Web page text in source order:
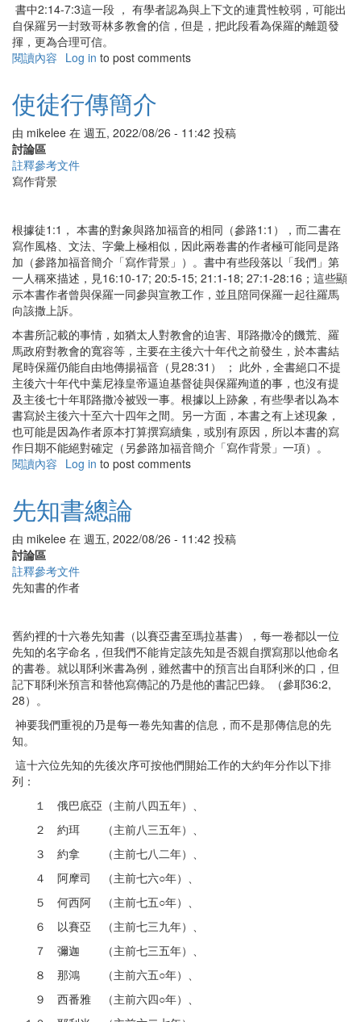
書中2:14-7:3這一段 ， 有學者認為與上下文的連貫性較弱，可能出
自保羅另一封致哥林多教會的信，但是，把此段看為保羅的離題發
揮，更為合理可信。
閱讀內容 有
哥
林
後
簡
Log in to post comments
使徒行傳簡介
由 mikelee 在 週五, 2022/08/26 - 11:42 投稿
討論區
註釋參考文件
寫作背景
根據徒1:1， 本書的對象與路加福音的相同（參路1:1），而二書在
寫作風格、文法、字彙上極相似，因此兩卷書的作者極可能同是路
加（參路加福音簡介「寫作背景」）。書中有些段落以「我們」第
一人稱來描述，見16:10-17; 20:5-15; 21:1-18; 27:1-28:16；這些顯
示本書作者曾與保羅一同參與宣教工作，並且陪同保羅一起往羅馬
向該撒上訴。
本書所記載的事情，如猶太人對教會的迫害、耶路撒冷的饑荒、羅
馬政府對教會的寬容等，主要在主後六十年代之前發生，於本書結
尾時保羅仍能自由地傳揚福音（見28:31） ； 此外，全書絕口不提
主後六十年代中葉尼祿皇帝逼迫基督徒與保羅殉道的事，也沒有提
及主後七十年耶路撒冷被毀一事。根據以上跡象，有些學者以為本
書寫於主後六十至六十四年之間。另一方面，本書之有上述現象，
也可能是因為作者原本打算撰寫續集，或別有原因，所以本書的寫
作日期不能絕對確定（另參路加福音簡介「寫作背景」一項）。
閱讀內容 有
徒
傳
介
Log in to post comments
先知書總論
由 mikelee 在 週五, 2022/08/26 - 11:42 投稿
討論區
註釋參考文件
先知書的作者
舊約裡的十六卷先知書（以賽亞書至瑪拉基書），每一卷都以一位
先知的名字命名，但我們不能肯定該先知是否親自撰寫那以他命名
的書卷。就以耶利米書為例，雖然書中的預言出自耶利米的口，但
記下耶利米預言和替他寫傳記的乃是他的書記巴錄。（參耶36:2,
28）。
神要我們重視的乃是每一卷先知書的信息，而不是那傳信息的先
知。
這十六位先知的先後次序可按他們開始工作的大約年分作以下排
列：
１ 俄巴底亞（主前八四五年）、
２ 約珥 （主前八三五年）、
３ 約拿 （主前七八二年）、
４ 阿摩司 （主前七六○年）、
５ 何西阿 （主前七五○年）、
６ 以賽亞 （主前七三九年）、
７ 彌迦 （主前七三五年）、
８ 那鴻 （主前六五○年）、
９ 西番雅 （主前六四○年）、